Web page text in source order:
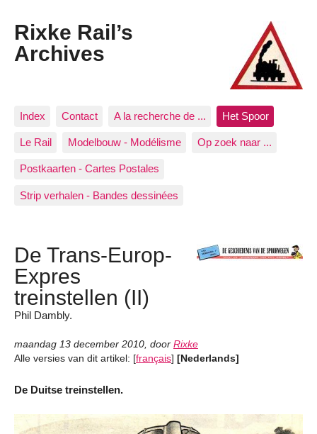
Rixke Rail’s
Archives
Index Contact A la recherche de ... Het Spoor
Le Rail Modelbouw - Modélisme Op zoek naar ...
Postkaarten - Cartes Postales
Strip verhalen - Bandes dessinées
De Trans-Europ-
Expres
treinstellen (II)
Phil Dambly.
maandag 13 december 2010, door Rixke
Alle versies van dit artikel: [français] [Nederlands]
De Duitse treinstellen.